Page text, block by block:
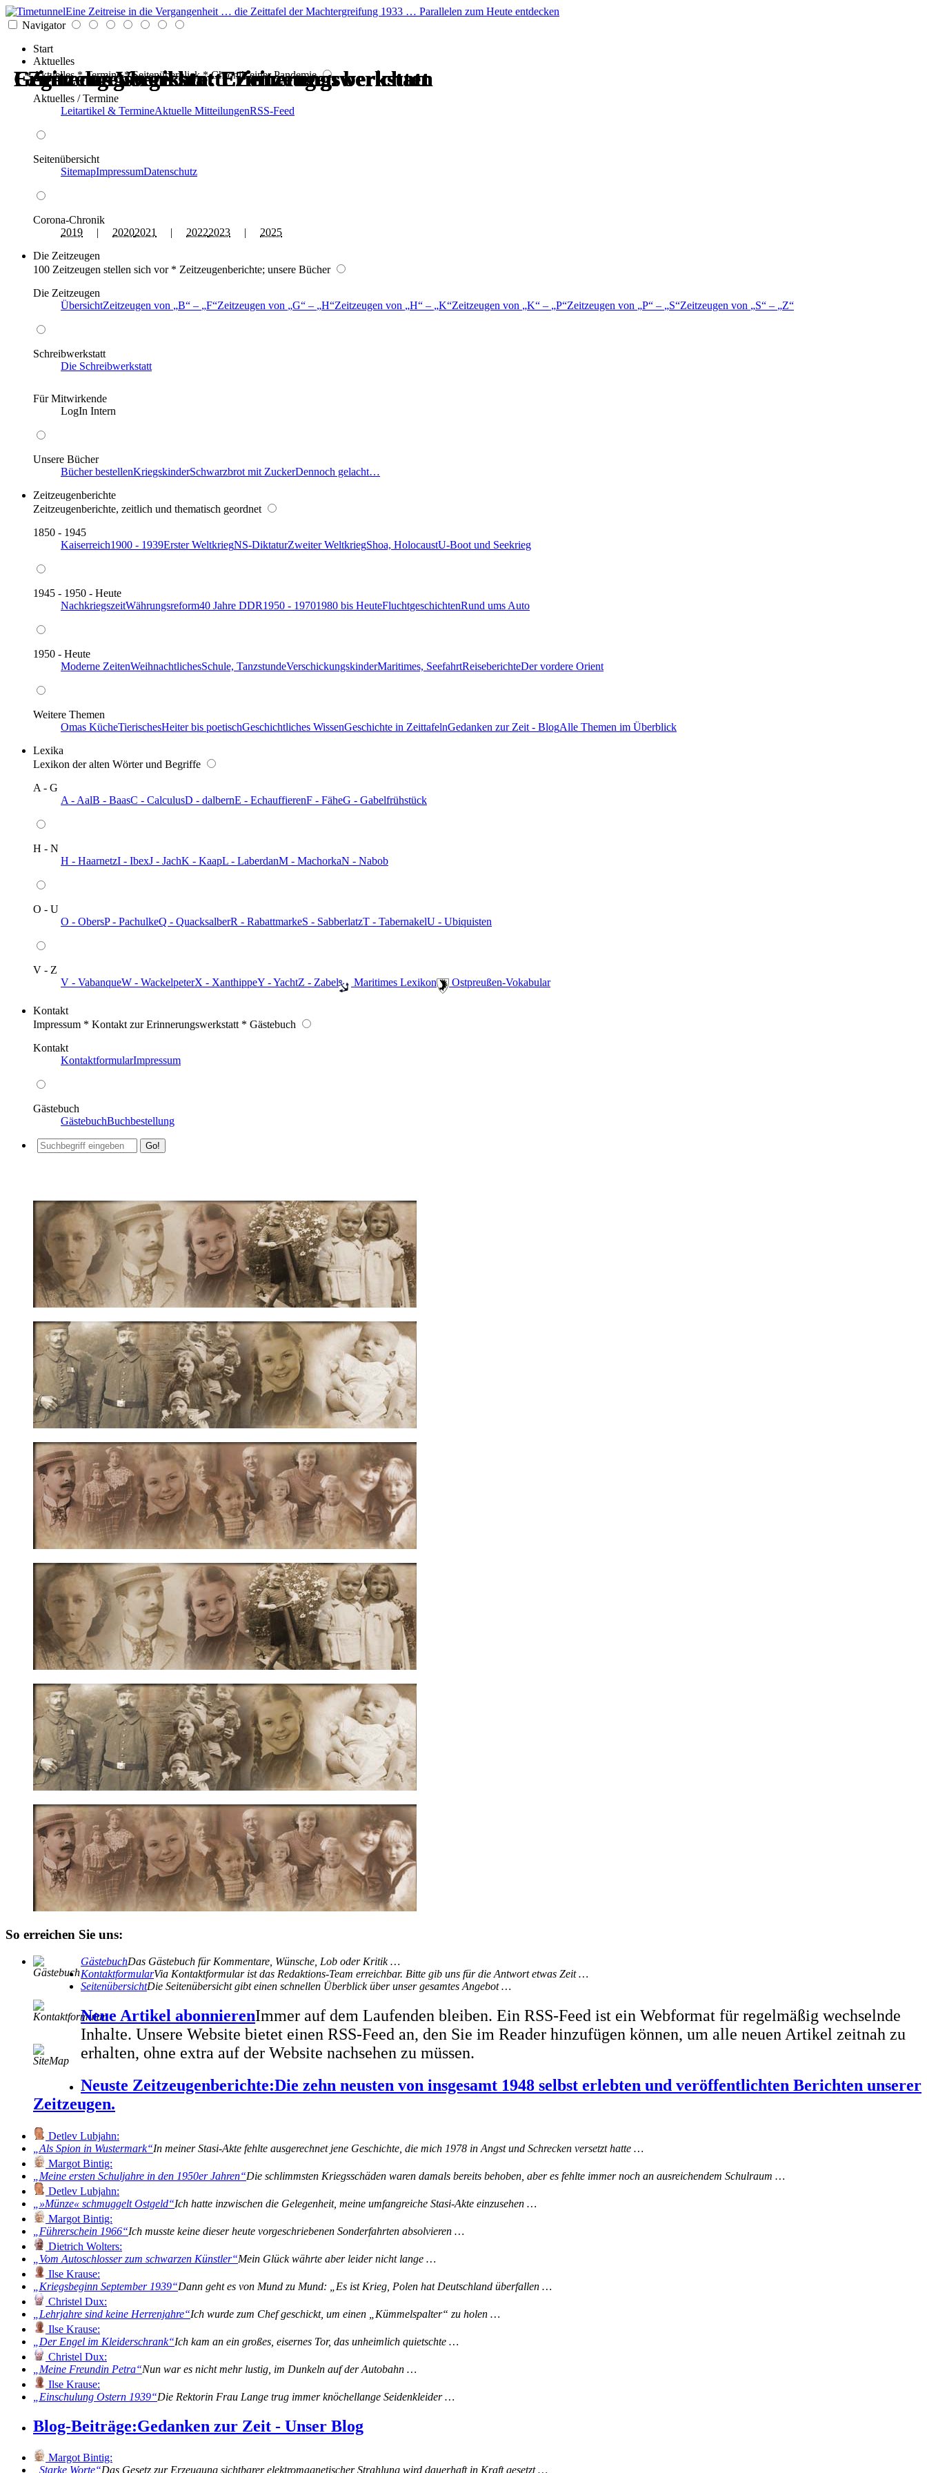
Eine Zeitreise in die Vergangenheit … die Zeittafel der Machtergreifung 1933 … Parallelen zum Heute entdecken
Navigator
Start
Aktuelles
Aktuelles * Termine * Seitenüberblick * Chronik einer Pandemie
Aktuelles / Termine
Leitartikel & TermineAktuelle MitteilungenRSS-Feed
Seitenübersicht
SitemapImpressumDatenschutz
Corona-Chronik
2019 | 20202021 | 20222023 | 2025
Die Zeitzeugen
100 Zeitzeugen stellen sich vor * Zeitzeugenberichte; unsere Bücher
Die Zeitzeugen
ÜbersichtZeitzeugen von B – F Zeitzeugen von G – H Zeitzeugen von H – K Zeitzeugen von K – P Zeitzeugen von P – S Zeitzeugen von S – Z
Schreibwerkstatt
Die Schreibwerkstatt
Für Mitwirkende
LogIn Intern
Unsere Bücher
Bücher bestellenKriegskinderSchwarzbrot mit ZuckerDennoch gelacht…
Zeitzeugenberichte
Zeitzeugenberichte, zeitlich und thematisch geordnet
1850 - 1945
Kaiserreich1900 - 1939Erster WeltkriegNS-DiktaturZweiter WeltkriegShoa, HolocaustU-Boot und Seekrieg
1945 - 1950 - Heute
NachkriegszeitWährungsreform40 Jahre DDR1950 - 19701980 bis HeuteFluchtgeschichtenRund ums Auto
1950 - Heute
Moderne ZeitenWeihnachtlichesSchule, TanzstundeVerschickungskinderMaritimes, SeefahrtReiseberichteDer vordere Orient
Weitere Themen
Omas KücheTierischesHeiter bis poetischGeschichtliches WissenGeschichte in ZeittafelnGedanken zur Zeit - BlogAlle Themen im Überblick
Lexika
Lexikon der alten Wörter und Begriffe
A - G
A - AalB - BaasC - CalculusD - dalbernE - EchauffierenF - FäheG - Gabelfrühstück
H - N
H - HaarnetzI - IbexJ - JachK - KaapL - LaberdanM - MachorkaN - Nabob
O - U
O - ObersP - PachulkeQ - QuacksalberR - RabattmarkeS - SabberlatzT - TabernakelU - Ubiquisten
V - Z
V - VabanqueW - WackelpeterX - XanthippeY - YachtZ - Zabel ️ Maritimes Lexikon ️ Ostpreußen-Vokabular
Kontakt
Impressum * Kontakt zur Erinnerungswerkstatt * Gästebuch
Kontakt
KontaktformularImpressum
Gästebuch
GästebuchBuchbestellung
Erinnerungswerkstatt: Zeitzeugen berichten
Zeitzeugenberichte: Erinnerungswerkstatt
Gegen das Vergessen: Erinnerungswerkstatt
Erinnerungswerkstatt: Zeitzeugen berichten
Zeitzeugenberichte: Erinnerungswerkstatt
Gegen das Vergessen: Erinnerungswerkstatt
So erreichen Sie uns:
GästebuchDas Gästebuch für Kommentare, Wünsche, Lob oder Kritik …
KontaktformularVia Kontaktformular ist das Redaktions-Team erreichbar. Bitte gib uns für die Antwort etwas Zeit …
SeitenübersichtDie Seitenübersicht gibt einen schnellen Überblick über unser gesamtes Angebot …
Neue Artikel abonnierenImmer auf dem Laufenden bleiben. Ein RSS-Feed ist ein Webformat für regelmäßig wechselnde
Inhalte. Unsere Website bietet einen RSS-Feed an, den Sie im Reader hinzufügen können, um alle neuen Artikel zeitnah zu
erhalten, ohne extra auf der Website nachsehen zu müssen.
Neuste Zeitzeugenberichte:Die zehn neusten von insgesamt 1948 selbst erlebten und veröffentlichten Berichten unserer
Zeitzeugen.
Detlev Lubjahn:
Als Spion in Wustermark In meiner Stasi-Akte fehlte ausgerechnet jene Geschichte, die mich 1978 in Angst und Schrecken versetzt hatte …
Margot Bintig:
Meine ersten Schuljahre in den 1950er Jahren Die schlimmsten Kriegsschäden waren damals bereits behoben, aber es fehlte immer noch an ausreichendem Schulraum …
Detlev Lubjahn:
»Münze« schmuggelt Ostgeld Ich hatte inzwischen die Gelegenheit, meine umfangreiche Stasi-Akte einzusehen …
Margot Bintig:
Führerschein 1966 Ich musste keine dieser heute vorgeschriebenen Sonderfahrten absolvieren …
Dietrich Wolters:
Vom Autoschlosser zum schwarzen Künstler Mein Glück währte aber leider nicht lange …
Ilse Krause:
Kriegsbeginn September 1939 Dann geht es von Mund zu Mund: „Es ist Krieg, Polen hat Deutschland überfallen …
Christel Dux:
Lehrjahre sind keine Herrenjahre Ich wurde zum Chef geschickt, um einen „Kümmelspalter“ zu holen …
Ilse Krause:
Der Engel im Kleiderschrank Ich kam an ein großes, eisernes Tor, das unheimlich quietschte …
Christel Dux:
Meine Freundin Petra Nun war es nicht mehr lustig, im Dunkeln auf der Autobahn …
Ilse Krause:
Einschulung Ostern 1939 Die Rektorin Frau Lange trug immer knöchellange Seidenkleider …
Blog-Beiträge:Gedanken zur Zeit - Unser Blog
Margot Bintig:
Starke Worte Das Gesetz zur Erzeugung sichtbarer elektromagnetischer Strahlung wird dauerhaft in Kraft gesetzt …